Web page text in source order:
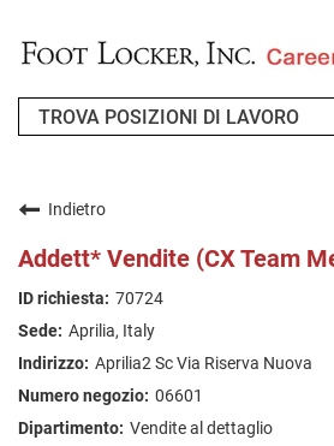
FAQ
CERCA LAVORO
ITALIAN
Indietro
Addett* Vendite (CX Team
70724
Aprilia, Italy
Aprilia2 Sc Via Riserva Nuova
06601
Vendite al dettaglio